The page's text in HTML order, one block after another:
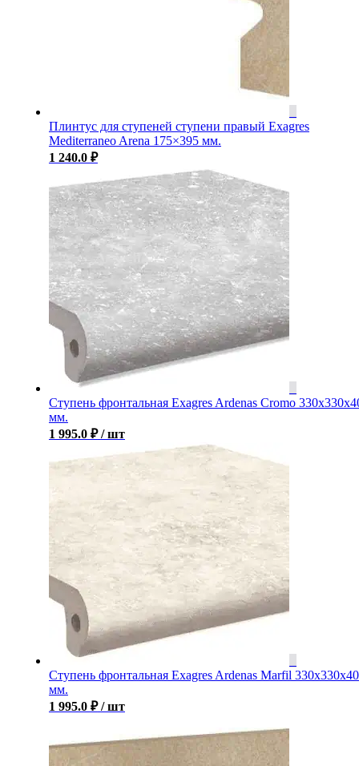
Плинтус для ступеней ступени правый Exagres
Mediterraneo Arena 175×395 мм.
1 240.0 ₽
Ступень фронтальная Exagres Ardenas Cromo
мм.
1 995.0 ₽ / шт
Ступень фронтальная Exagres Ardenas Marfil 330x330x40
мм.
1 995.0 ₽ / шт